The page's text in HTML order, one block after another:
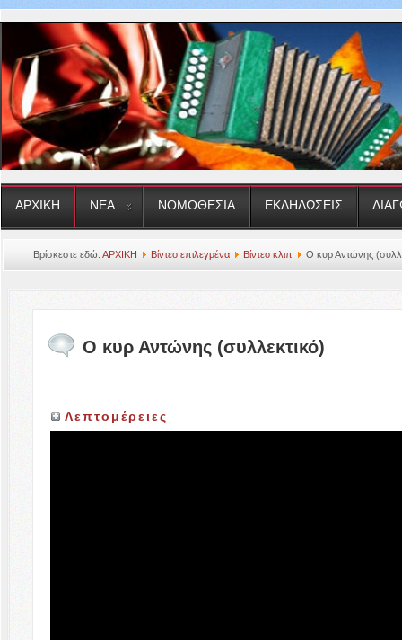
ΑΡΧΙΚΗ ΝΕΑ ΝΟΜΟΘΕΣΙΑ ΕΚΔΗΛΩΣΕΙΣ
Βρίσκεστε εδώ:ΑΡΧΙΚΗ Βίντεο επιλεγμένα Βίντεο κλιπ Ο κυρ Αντώνης
Ο κυρ Αντώνης (συλλεκτικό)
Λεπτομέρειες